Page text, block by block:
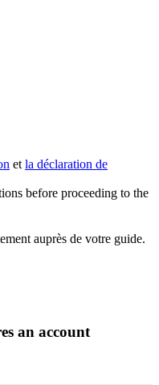
et la déclaration de
before proceeding to the
auprès de votre guide.
an account